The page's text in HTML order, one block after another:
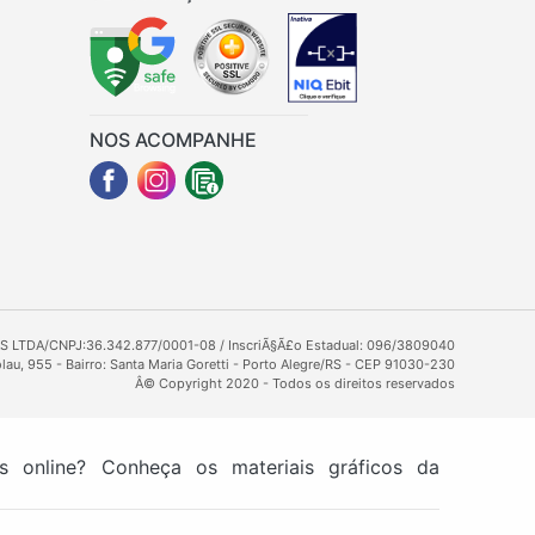
NOS ACOMPANHE
LTDA/CNPJ:36.342.877/0001-08 / InscriÃ§Ã£o Estadual: 096/3809040
955 - Bairro: Santa Maria Goretti - Porto Alegre/RS - CEP 91030-230
Â© Copyright 2020 - Todos os direitos reservados
online? Conheça os materiais gráficos da